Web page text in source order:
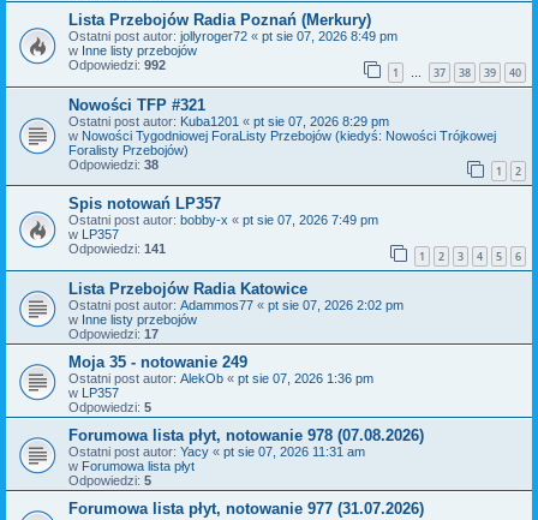
Lista Przebojów Radia Poznań (Merkury)
Ostatni post autor: jollyroger72 « pt sie 07, 2026 8:49 pm
w Inne listy przebojów
Odpowiedzi: 992 1 … 37 38 39 40
Nowości TFP #321
Ostatni post autor: Kuba1201 « pt sie 07, 2026 8:29 pm
w Nowości Tygodniowej ForaListy Przebojów (kiedyś: Nowości Trójkowej
Foralisty Przebojów)
Odpowiedzi: 38 1 2
Spis notowań LP357
Ostatni post autor: bobby-x « pt sie 07, 2026 7:49 pm
w LP357
Odpowiedzi: 141 1 2 3 4 5 6
Lista Przebojów Radia Katowice
Ostatni post autor: Adammos77 « pt sie 07, 2026 2:02 pm
w Inne listy przebojów
Odpowiedzi: 17
Moja 35 - notowanie 249
Ostatni post autor: AlekOb « pt sie 07, 2026 1:36 pm
w LP357
Odpowiedzi: 5
Forumowa lista płyt, notowanie 978 (07.08.2026)
Ostatni post autor: Yacy « pt sie 07, 2026 11:31 am
w Forumowa lista płyt
Odpowiedzi: 5
Forumowa lista płyt, notowanie 977 (31.07.2026)